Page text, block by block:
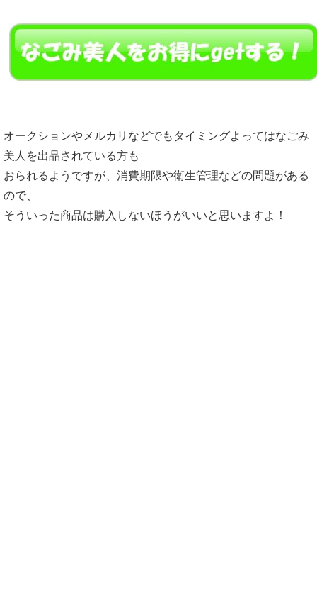
オークションやメルカリなどでもタイミングよってはなごみ
美人を出品されている方も
おられるようですが、消費期限や衛生管理などの問題がある
ので、
そういった商品は購入しないほうがいいと思いますよ！